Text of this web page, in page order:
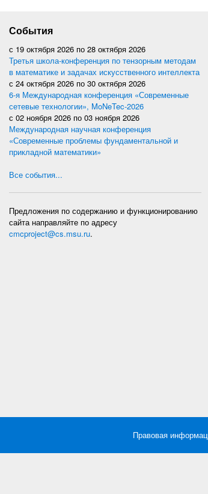
События
с 19 октября 2026 по 28 октября 2026
Третья школа-конференция по тензорным методам
в математике и задачах искусственного интеллекта
с 24 октября 2026 по 30 октября 2026
6-я Международная конференция «Современные
сетевые технологии», MoNeTec-2026
с 02 ноября 2026 по 03 ноября 2026
Международная научная конференция
«Современные проблемы фундаментальной и
прикладной математики»
Все события...
Предложения по содержанию и функционированию
сайта направляйте по адресу
cmcproject@cs.msu.ru.
Правовая